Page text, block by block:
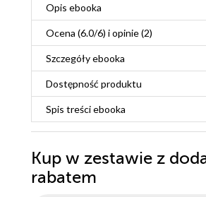
Opis ebooka
Ocena (6.0/6) i opinie (2)
Szczegółyebooka
Dostępność produktu
Spis treściebooka
Kup w zestawie z
rabatem